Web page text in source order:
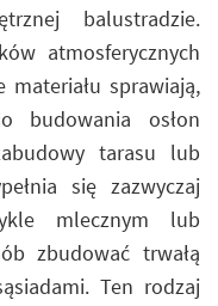
balustradzie.
atmosferycznych
sprawiają,
budowania osłon
tarasu lub
się zazwyczaj
mlecznym lub
zbudować trwałą
Ten rodzaj